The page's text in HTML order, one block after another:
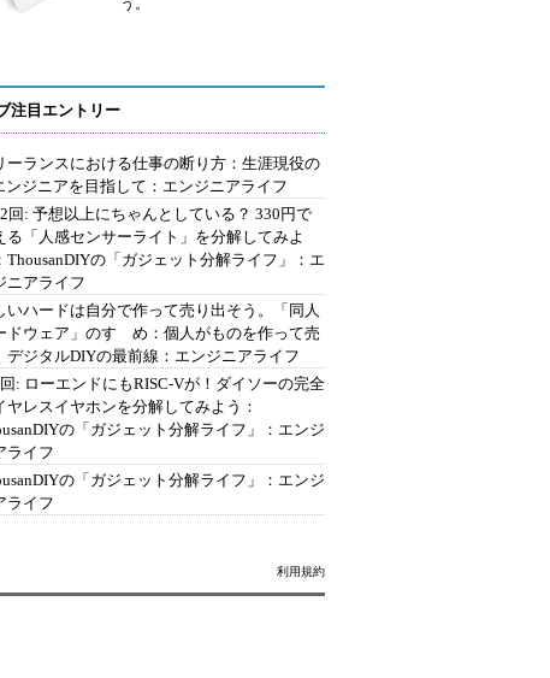
う。
注目エントリー
ーランスにおける仕事の断り方：生涯現役の
ンジニアを目指して：エンジニアライフ
回: 予想以上にちゃんとしている？ 330円で
る「人感センサーライト」を分解してみよ
ThousanDIYの「ガジェット分解ライフ」：エ
ニアライフ
いハードは自分で作って売り出そう。「同人
ドウェア」のすゝめ：個人がものを作って売
デジタルDIYの最前線：エンジニアライフ
: ローエンドにもRISC-Vが！ダイソーの完全
ヤレスイヤホンを分解してみよう：
の「ガジェット分解ライフ」：エンジ
ライフ
の「ガジェット分解ライフ」：エンジ
ライフ
利用規約